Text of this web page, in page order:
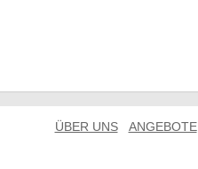
ÜBER UNS ANGEBOTE